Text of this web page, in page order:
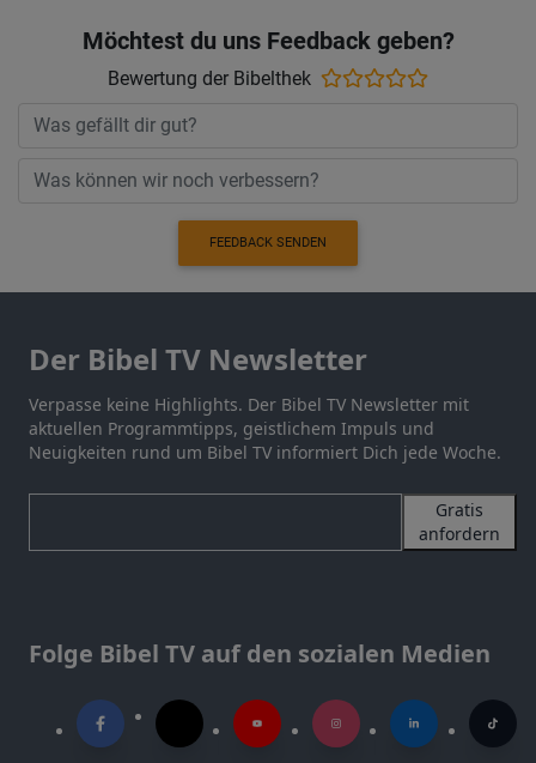
Möchtest du uns Feedback geben?
Bewertung der Bibelthek
FEEDBACK SENDEN
Der Bibel TV Newsletter
Verpasse keine Highlights. Der Bibel TV Newsletter mit
aktuellen Programmtipps, geistlichem Impuls und
Neuigkeiten rund um Bibel TV informiert Dich jede Woche.
Gratis
anfordern
Folge Bibel TV auf den sozialen Medien